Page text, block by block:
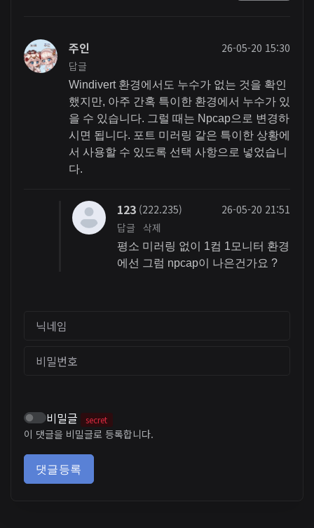
주인
26-05-20 15:30
답글
Windivert 환경에서도 누수가 없는 것을 확인
했지만, 아주 간혹 특이한 환경에서 누수가 있
을 수 있습니다. 그럴 때는 Npcap으로 변경하
시면 됩니다. 포트 미러링 같은 특이한 상황에
서 사용할 수 있도록 선택 사항으로 넣었습니
다.
123 (222.235)
26-05-20 21:51
답글 삭제
평소 미러링 없이 1컴 1모니터 환경
에선 그럼 npcap이 나은건가요 ?
닉네임
비밀번호
비밀글 secret
이 댓글을 비밀글로 등록합니다.
댓글등록